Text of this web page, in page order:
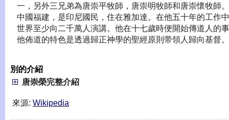
一，另外三兄弟為唐崇平牧師，唐崇明牧師和唐崇懷牧師
中國福建，是印尼國民，住在雅加達。在他五十年的工作
世界至少向二千萬人演講。他在十七歲時便開始傳道人的
他佈道的特色是透過歸正神學的聖經原則带領人歸向基督。
別的介紹
唐崇榮完整介紹
來源: Wikipedia